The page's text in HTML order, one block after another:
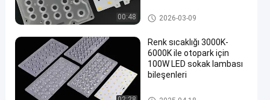
Lens
Açısı
Led
Yol
Lambası
00:48 LED Sokak Işık Modülü
2026-03-09
Renk sıcaklığı 3000K-
6000K ile otopark için
100W LED sokak lambası
bileşenleri
LED Sokak Işık Bileşenleri